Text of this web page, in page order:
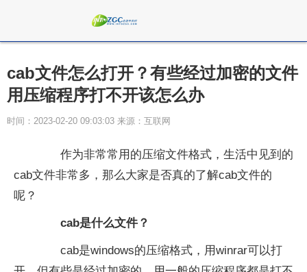
cab文件怎么打开？有些经过加密的文件
用压缩程序打不开该怎么办
时间：2023-02-20 09:03:03 来源：互联网
作为非常常用的压缩文件格式，生活中见到的
cab文件非常多，那么大家是否真的了解cab文件的
呢？
cab是什么文件？
cab是windows的压缩格式，用winrar可以打